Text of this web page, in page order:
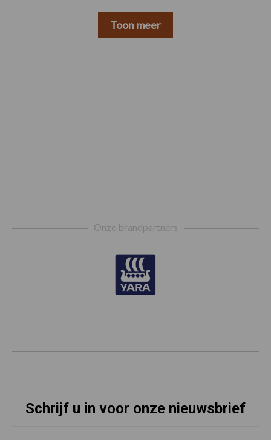
Toon meer
Onze brandpartners
Schrijf u in voor onze nieuwsbrief